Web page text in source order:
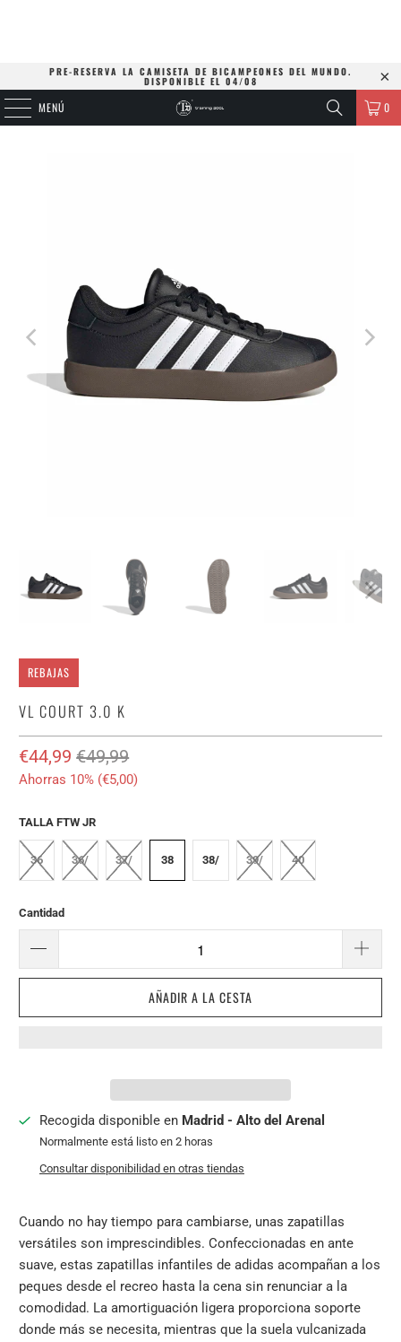
PRE-RESERVA LA CAMISETA DE BICAMPEONES DEL MUNDO.
DISPONIBLE EL 04/08
MENÚ 0
REBAJAS
VL COURT 3.0 K
€44,99 €49,99
Ahorras 10% (€5,00)
TALLA FTW JR
36 36/ 37/ 38 38/ 39/ 40
Cantidad
AÑADIR A LA CESTA
Recogida disponible en Madrid - Alto del Arenal
Normalmente está listo en 2 horas
Consultar disponibilidad en otras tiendas
Cuando no hay tiempo para cambiarse, unas zapatillas
versátiles son imprescindibles. Confeccionadas en ante
suave, estas zapatillas infantiles de adidas acompañan a los
peques desde el recreo hasta la cena sin renunciar a la
comodidad. La amortiguación ligera proporciona soporte
donde más se necesita, mientras que la suela vulcanizada